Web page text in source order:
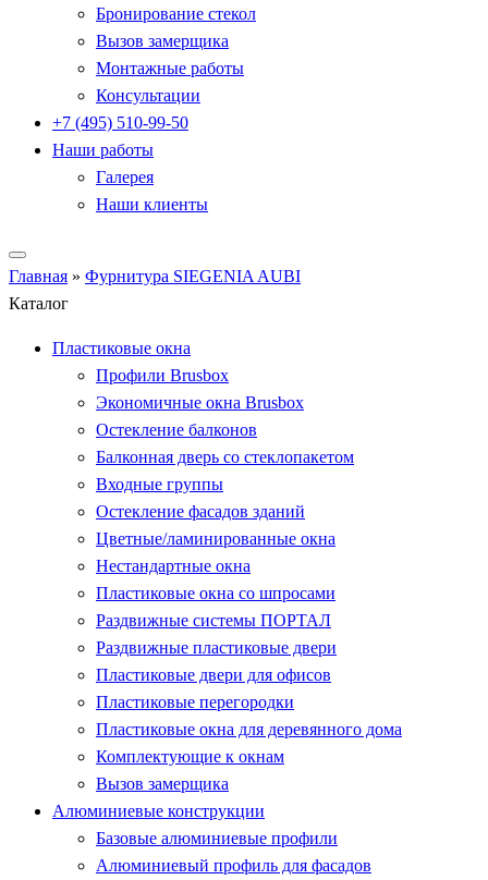
Бронирование стекол
Вызов замерщика
Монтажные работы
Консультации
+7 (495) 510-99-50
Наши работы
Галерея
Наши клиенты
Главная » Фурнитура SIEGENIA AUBI
Каталог
Пластиковые окна
Профили Brusbox
Экономичные окна Brusbox
Остекление балконов
Балконная дверь со стеклопакетом
Входные группы
Остекление фасадов зданий
Цветные/ламинированные окна
Нестандартные окна
Пластиковые окна со шпросами
Раздвижные системы ПОРТАЛ
Раздвижные пластиковые двери
Пластиковые двери для офисов
Пластиковые перегородки
Пластиковые окна для деревянного дома
Комплектующие к окнам
Вызов замерщика
Алюминиевые конструкции
Базовые алюминиевые профили
Алюминиевый профиль для фасадов